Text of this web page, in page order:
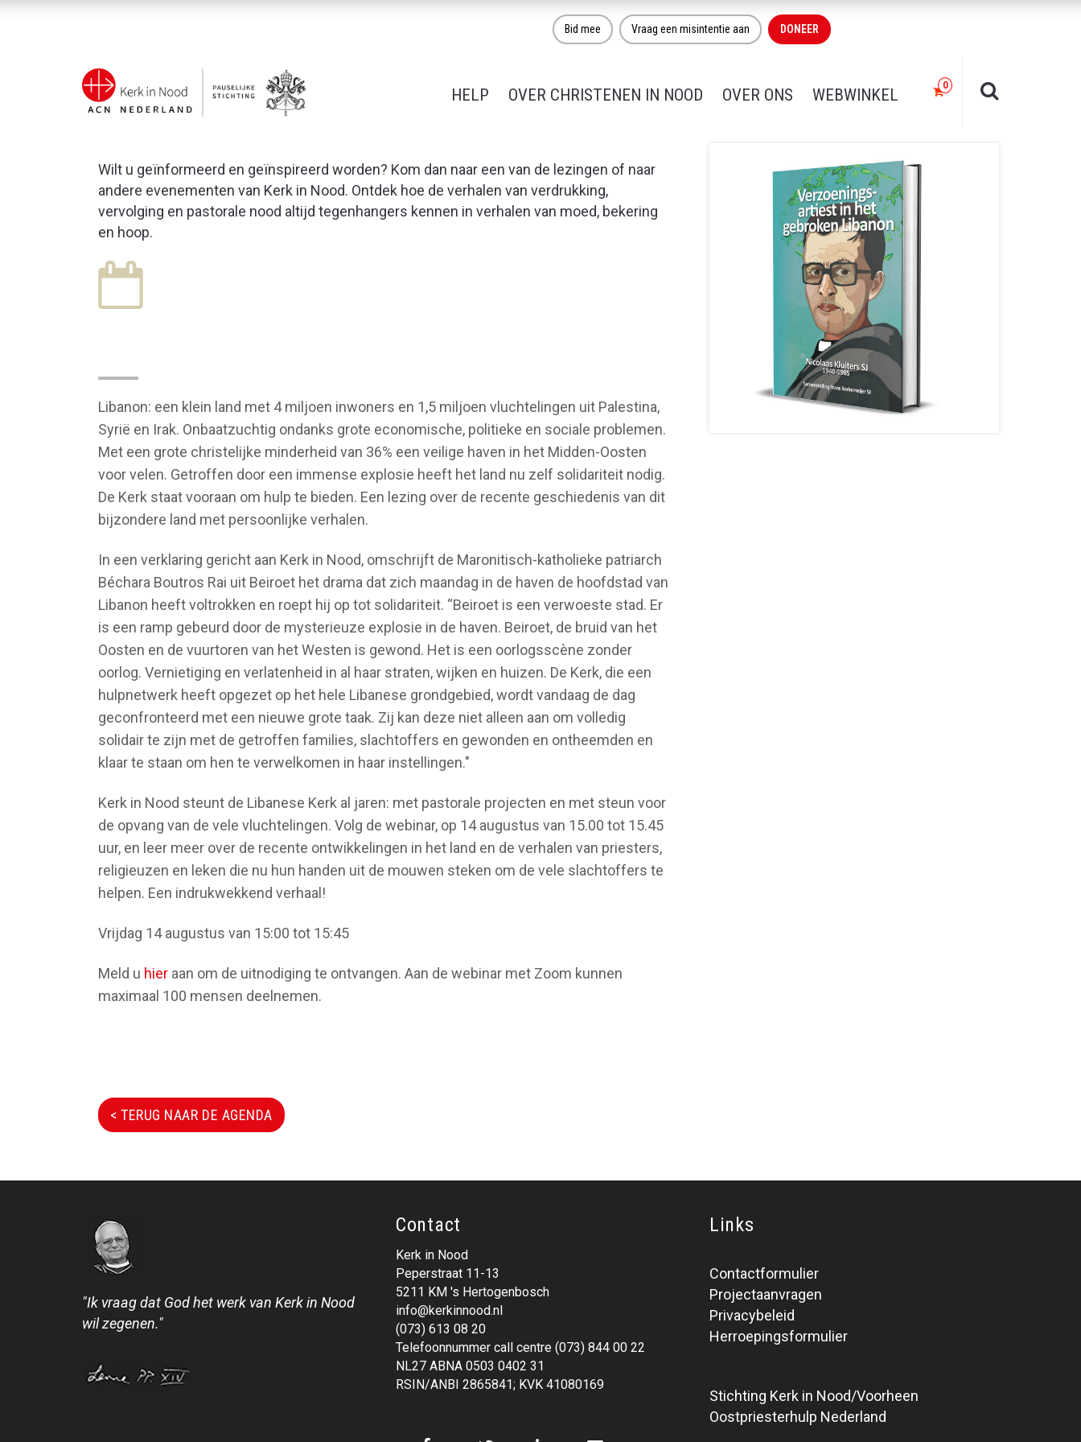
Bid mee Vraag een misintentie aan DONEER
HELP OVER CHRISTENEN IN NOOD OVER ONS WEBWINKEL
Wilt u geïnformeerd en geïnspireerd worden? Kom dan naar een van de lezingen of naar
andere evenementen van Kerk in Nood. Ontdek hoe de verhalen van verdrukking,
vervolging en pastorale nood altijd tegenhangers kennen in verhalen van moed, bekering
en hoop.
Libanon: een klein land met 4 miljoen inwoners en 1,5 miljoen vluchtelingen uit Palestina,
Syrië en Irak. Onbaatzuchtig ondanks grote economische, politieke en sociale problemen.
Met een grote christelijke minderheid van 36% een veilige haven in het Midden-Oosten
voor velen. Getroffen door een immense explosie heeft het land nu zelf solidariteit nodig.
De Kerk staat vooraan om hulp te bieden. Een lezing over de recente geschiedenis van dit
bijzondere land met persoonlijke verhalen.
In een verklaring gericht aan Kerk in Nood, omschrijft de Maronitisch-katholieke patriarch
Béchara Boutros Rai uit Beiroet het drama dat zich maandag in de haven de hoofdstad van
Libanon heeft voltrokken en roept hij op tot solidariteit. “Beiroet is een verwoeste stad. Er
is een ramp gebeurd door de mysterieuze explosie in de haven. Beiroet, de bruid van het
Oosten en de vuurtoren van het Westen is gewond. Het is een oorlogsscène zonder
oorlog. Vernietiging en verlatenheid in al haar straten, wijken en huizen. De Kerk, die een
hulpnetwerk heeft opgezet op het hele Libanese grondgebied, wordt vandaag de dag
geconfronteerd met een nieuwe grote taak. Zij kan deze niet alleen aan om volledig
solidair te zijn met de getroffen families, slachtoffers en gewonden en ontheemden en
klaar te staan om hen te verwelkomen in haar instellingen."
Kerk in Nood steunt de Libanese Kerk al jaren: met pastorale projecten en met steun voor
de opvang van de vele vluchtelingen. Volg de webinar, op 14 augustus van 15.00 tot 15.45
uur, en leer meer over de recente ontwikkelingen in het land en de verhalen van priesters,
religieuzen en leken die nu hun handen uit de mouwen steken om de vele slachtoffers te
helpen. Een indrukwekkend verhaal!
Vrijdag 14 augustus van 15:00 tot 15:45
Meld u hier aan om de uitnodiging te ontvangen. Aan de webinar met Zoom kunnen
maximaal 100 mensen deelnemen.
< TERUG NAAR DE AGENDA
"Ik vraag dat God het werk van Kerk in Nood
wil zegenen."
Contact
Kerk in Nood
Peperstraat 11-13
5211 KM 's Hertogenbosch
info@kerkinnood.nl
(073) 613 08 20
Telefoonnummer call centre (073) 844 00 22
NL27 ABNA 0503 0402 31
RSIN/ANBI 2865841; KVK 41080169
Links
Contactformulier
Projectaanvragen
Privacybeleid
Herroepingsformulier
Stichting Kerk in Nood/Voorheen
Oostpriesterhulp Nederland